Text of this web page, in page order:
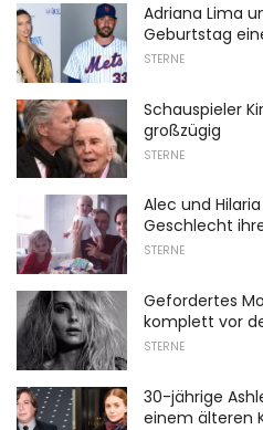
Adriana Lima
Geburtstag
STERNE
Schauspieler
großzügig
STERNE
Alec und
Geschlecht
STERNE
Gefordertes
komplett vor
STERNE
30-jährige
einem älteren